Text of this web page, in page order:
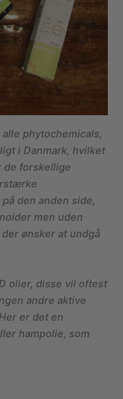
phytochemicals,
i Danmark, hvilket
de forskellige
på den anden side,
men uden
ønsker at undgå
olier, disse vil oftest
andre aktive
er det en
hampolie, som